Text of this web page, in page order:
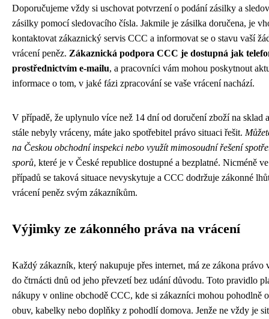
Doporučujeme vždy si uschovat potvrzení o podání zásilky a
zásilky pomocí sledovacího čísla. Jakmile je zásilka doručena, je
kontaktovat zákaznický servis CCC a informovat se o stavu vaší
vrácení peněz. Zákaznická podpora CCC je dostupná jak
prostřednictvím e-mailu, a pracovníci vám mohou poskytnout
informace o tom, v jaké fázi zpracování se vaše vrácení nachází.
V případě, že uplynulo více než 14 dní od doručení zboží na sklad
stále nebyly vráceny, máte jako spotřebitel právo situaci řešit.
na Českou obchodní inspekci nebo využít mimosoudní řešení
sporů, které je v České republice dostupné a bezplatné. Nicméně
případů se taková situace nevyskytuje a CCC dodržuje zákonné
vrácení peněz svým zákazníkům.
Výjimky ze zákonného práva na vrácení
Každý zákazník, který nakupuje přes internet, má ze zákona právo
do čtrnácti dnů od jeho převzetí bez udání důvodu. Toto pravidlo
nákupy v online obchodě CCC, kde si zákazníci mohou pohodlně
obuv, kabelky nebo doplňky z pohodlí domova. Jenže ne vždy je